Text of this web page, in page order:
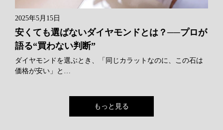
2025年5月15日
安くても選ばないダイヤモンドとは？──プロが
語る“買わない判断”
ダイヤモンドを選ぶとき、「同じカラットなのに、この石は
価格が安い」と…
もっと見る